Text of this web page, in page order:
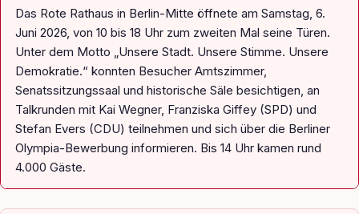
Das Rote Rathaus in Berlin-Mitte öffnete am Samstag, 6.
Juni 2026, von 10 bis 18 Uhr zum zweiten Mal seine Türen.
Unter dem Motto „Unsere Stadt. Unsere Stimme. Unsere
Demokratie.“ konnten Besucher Amtszimmer,
Senatssitzungssaal und historische Säle besichtigen, an
Talkrunden mit Kai Wegner, Franziska Giffey (SPD) und
Stefan Evers (CDU) teilnehmen und sich über die Berliner
Olympia-Bewerbung informieren. Bis 14 Uhr kamen rund
4.000 Gäste.